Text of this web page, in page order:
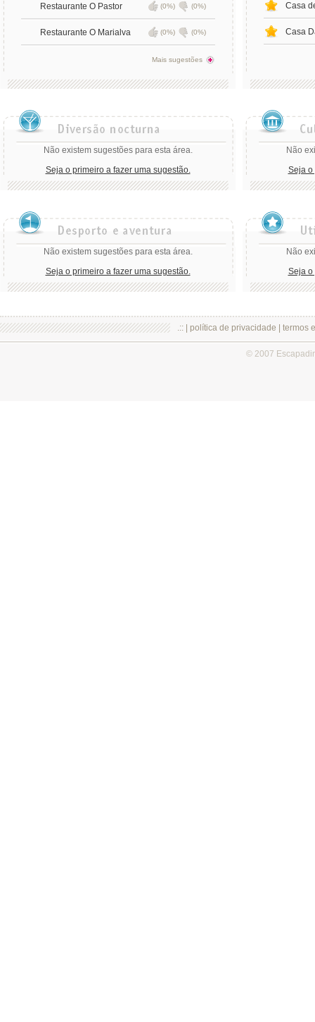
Restaurante O Pastor (0%) (0%)
Restaurante O Marialva (0%) (0%)
Mais sugestões
Casa
Casa
Não existem sugestões para esta área.
Seja o primeiro a fazer uma sugestão.
Não
Seja o
Não existem sugestões para esta área.
Seja o primeiro a fazer uma sugestão.
Não
Seja o
.:: | política de privacidade termos
© 2007